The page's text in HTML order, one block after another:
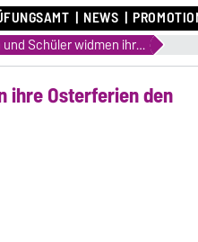
NEWS
Schülerinnen und Schüler widmen ihre Osterferien den Ingenieurwissenschaften
ihre Osterferien den